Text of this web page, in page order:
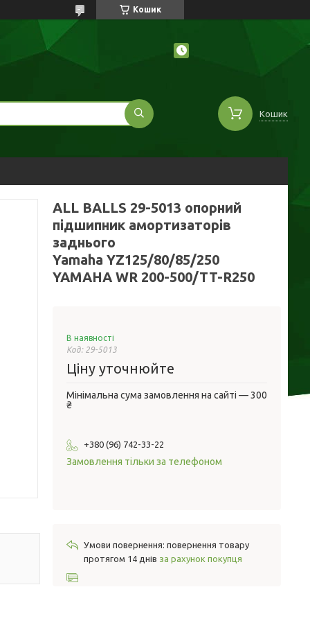
Кошик
Кошик
ALL BALLS 29-5013 опорний
підшипник амортизаторів
заднього
Yamaha YZ125/80/85/250
YAMAHA WR 200-500/TT-R250
В наявності
Код: 29-5013
Ціну уточнюйте
Мінімальна сума замовлення на сайті — 300
₴
+380 (96) 742-33-22
Замовлення тільки за телефоном
повернення товару
протягом 14 днів за рахунок покупця